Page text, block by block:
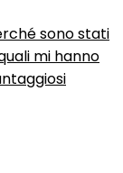
sono stati
mi hanno